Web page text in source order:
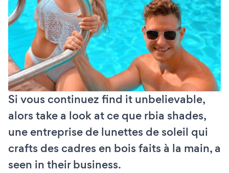
Si vous continuez find it unbelievable,
alors take a look at ce que rbia shades,
une entreprise de lunettes de soleil qui
crafts des cadres en bois faits à la main, a
seen in their business.